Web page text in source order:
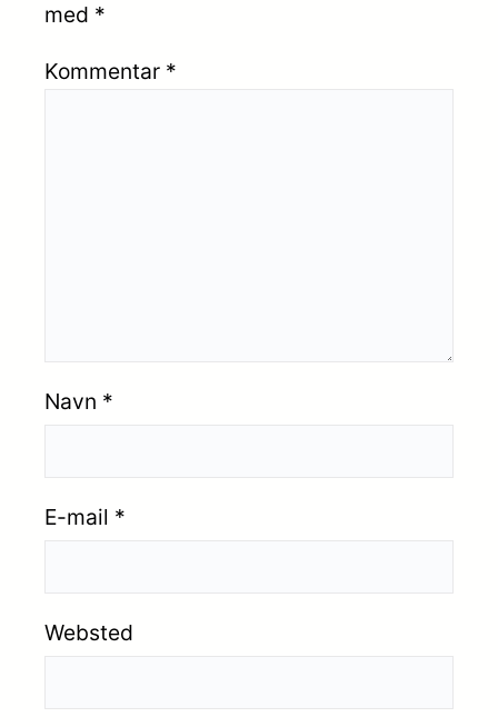
med *
Kommentar *
Navn *
E-mail *
Websted